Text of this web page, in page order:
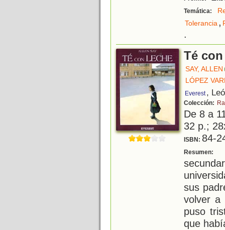
Temática:
Tolerancia,
.
Té
SAY, ALLEN
LÓPEZ
Everest ,
Colección:
De 8 a
32 p.;
ISBN: 84-
Resumen:
sus
volver a
puso
que